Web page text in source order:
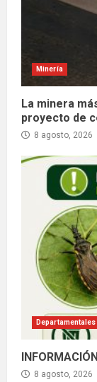
Minería
La minera
proyecto de
8 agosto, 2026
Departamentales
8 agosto, 2026